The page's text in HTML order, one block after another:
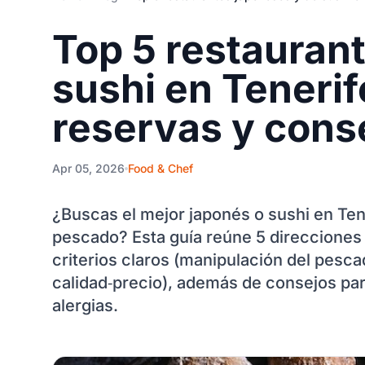
Top 5
sushi en
reservas y
Apr 05, 2026 Food & Chef
¿Buscas el mejor japonés o sushi en
pescado? Esta guía reúne 5
criterios claros (manipulación del
calidad‑precio), además de consejos
alergias.